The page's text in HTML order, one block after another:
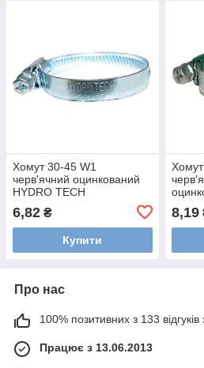
Хомут 30-45 W1
черв'ячний оцинкований
HYDRO TECH
6,82 ₴
Купити
8,19
Про нас
100% позитивних з 133 відгуків
Працює з 13.06.2013